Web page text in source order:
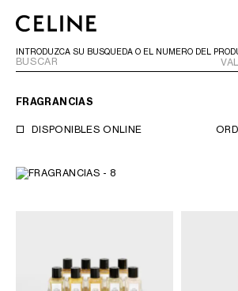
SKIP TO FOOTER CONTENT
IR A LA NAVEGACIÓN PRINCIPAL
INTRODUZCA SU BÚSQUEDA O EL NÚMERO DEL
FRAGRANCIAS
DISPONIBLES ONLINE
EUROPA
NORTE AMÉRICA
ORIENTE MEDIO